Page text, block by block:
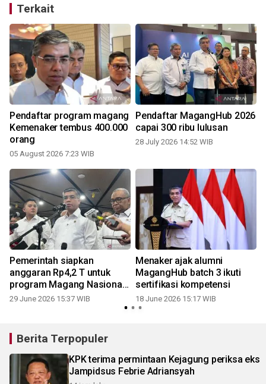
Terkait
Pendaftar program magang
Kemenaker tembus 400.000
orang
05 August 2026 7:23 WIB
Pendaftar MagangHub 2026
capai 300 ribu lulusan
28 July 2026 14:52 WIB
Pemerintah siapkan
anggaran Rp4,2 T untuk
program Magang Nasional
2026
29 June 2026 15:37 WIB
Menaker ajak alumni
MagangHub batch 3 ikuti
sertifikasi kompetensi
18 June 2026 15:17 WIB
Berita Terpopuler
KPK terima permintaan Kejagung periksa eks
Jampidsus Febrie Adriansyah